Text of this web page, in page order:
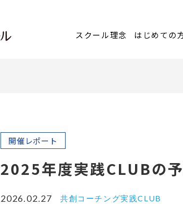
スクール理念 はじめての
共創コーチング®研修 習得コース
メンターコーチングトレーニング プ
受講に関するルール
開催レポート
2025年度実践CLUBの
2026.02.27 共創コーチング実践CLUB